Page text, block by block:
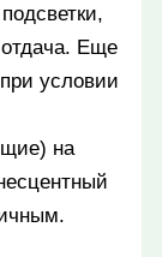
отдача. Еще
условии
на